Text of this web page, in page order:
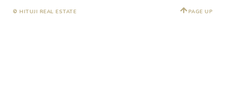
© HITUJI REAL ESTATE PAGE UP